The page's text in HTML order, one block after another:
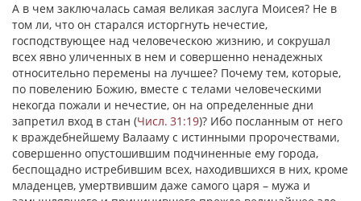
А в чем заключалась самая великая заслуга Моисея? Не в
том ли, что он старался исторгнуть нечестие,
господствующее над человеческою жизнию, и сокрушал
всех явно уличенных в нем и совершенно ненадежных
относительно перемены на лучшее? Почему тем, которые,
по повелению Божию, вместе с телами человеческими
некогда пожали и нечестие, он на определенные дни
запретил вход в стан (Числ. 31:19)? Ибо посланным от него
к враждебнейшему Валааму с истинными пророчествами,
совершенно опустошившим подчиненные ему города,
беспощадно истребившим всех, находившихся в них, кроме
младенцев, умертвившим даже самого царя – мужа и